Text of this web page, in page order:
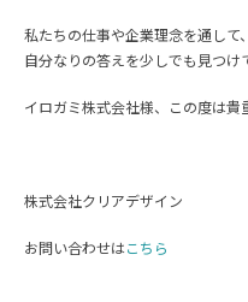
私たちの仕事や企業理念を通して、
自分なりの答えを少しでも見つけ
イロガミ株式会社様、この度は貴
株式会社クリアデザイン
お問い合わせはこちら